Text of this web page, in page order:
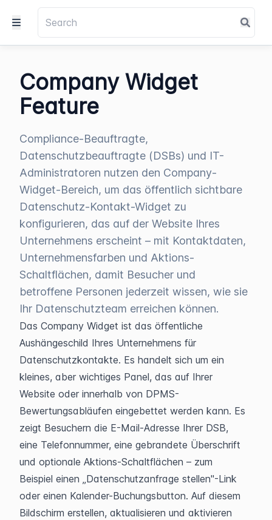
Company Widget
Feature
Compliance-Beauftragte,
Datenschutzbeauftragte (DSBs) und IT-
Administratoren nutzen den Company-
Widget-Bereich, um das öffentlich sichtbare
Datenschutz-Kontakt-Widget zu
konfigurieren, das auf der Website Ihres
Unternehmens erscheint – mit Kontaktdaten,
Unternehmensfarben und Aktions-
Schaltflächen, damit Besucher und
betroffene Personen jederzeit wissen, wie sie
Ihr Datenschutzteam erreichen können.
Das Company Widget ist das öffentliche
Aushängeschild Ihres Unternehmens für
Datenschutzkontakte. Es handelt sich um ein
kleines, aber wichtiges Panel, das auf Ihrer
Website oder innerhalb von DPMS-
Bewertungsabläufen eingebettet werden kann. Es
zeigt Besuchern die E-Mail-Adresse Ihrer DSB,
eine Telefonnummer, eine gebrandete Überschrift
und optionale Aktions-Schaltflächen – zum
Beispiel einen „Datenschutzanfrage stellen"-Link
oder einen Kalender-Buchungsbutton. Auf diesem
Bildschirm erstellen, aktualisieren und aktivieren